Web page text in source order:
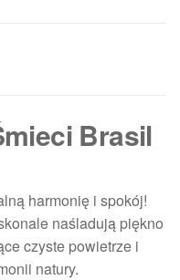
Brasil
harmonię i spokój!
naśladują piękno
czyste powietrze i
natury.